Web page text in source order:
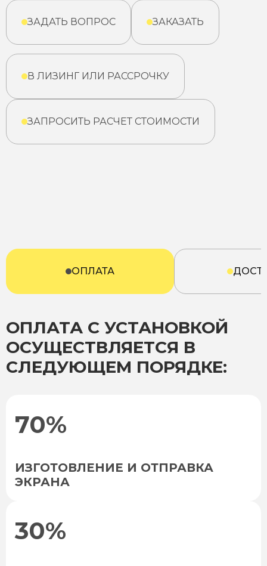
ЗАДАТЬ ВОПРОС ЗАКАЗАТЬ
В ЛИЗИНГ ИЛИ РАССРОЧКУ
ЗАПРОСИТЬ РАСЧЕТ СТОИМОСТИ
ОПЛАТА
ОПЛАТА С УСТАНОВКОЙ
ОСУЩЕСТВЛЯЕТСЯ В
СЛЕДУЮЩЕМ ПОРЯДКЕ:
70%
ИЗГОТОВЛЕНИЕ И ОТПРАВКА
ЭКРАНА
30%